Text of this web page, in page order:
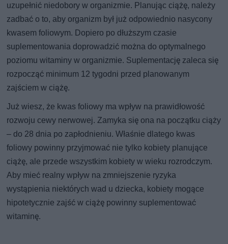
uzupełnić niedobory w organizmie. Planując ciążę, należy
zadbać o to, aby organizm był już odpowiednio nasycony
kwasem foliowym. Dopiero po dłuższym czasie
suplementowania doprowadzić można do optymalnego
poziomu witaminy w organizmie. Suplementację zaleca się
rozpocząć minimum 12 tygodni przed planowanym
zajściem w ciążę.
Już wiesz, że kwas foliowy ma wpływ na prawidłowość
rozwoju cewy nerwowej. Zamyka się ona na początku ciąży
– do 28 dnia po zapłodnieniu. Właśnie dlatego kwas
foliowy powinny przyjmować nie tylko kobiety planujące
ciążę, ale przede wszystkim kobiety w wieku rozrodczym.
Aby mieć realny wpływ na zmniejszenie ryzyka
wystąpienia niektórych wad u dziecka, kobiety mogące
hipotetycznie zajść w ciążę powinny suplementować
witaminę.